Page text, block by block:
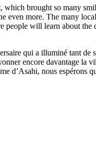
brought so many
even more. The many
people will learn about
qui a illuminé tant de
encore davantage la
d’Asahi, nous espérons